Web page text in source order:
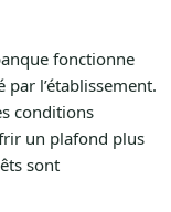
fonctionne
l’établissement.
conditions
un plafond plus
sont